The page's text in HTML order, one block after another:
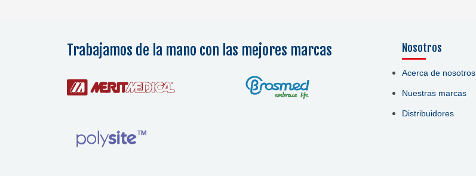
Trabajamos de la mano con las mejores marcas Nosotros
Acerca de nosotros
Nuestras marcas
Distribuidores